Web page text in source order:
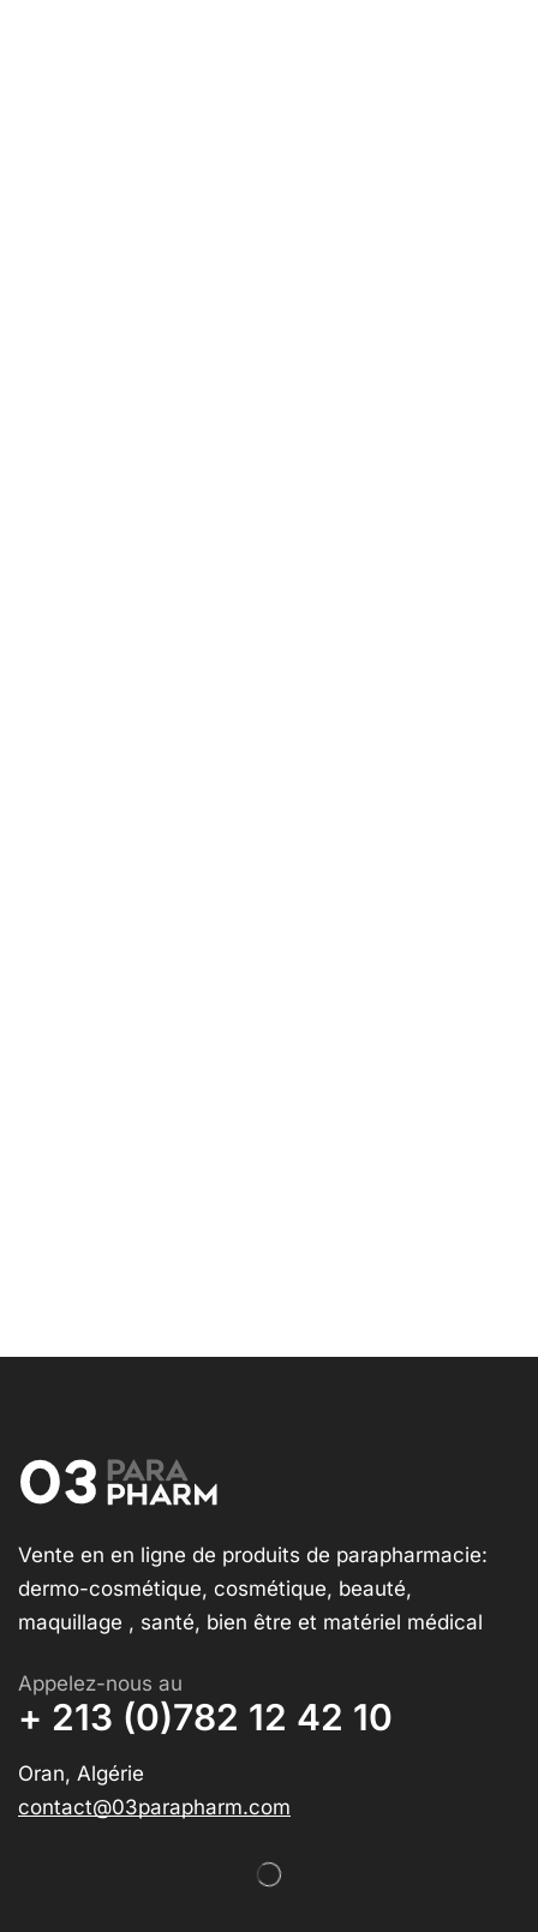
Vente en en ligne de produits de parapharmacie:
dermo-cosmétique, cosmétique, beauté,
maquillage , santé, bien être et matériel médical
Appelez-nous au
+ 213 (0)782 12 42 10
Oran, Algérie
contact@03parapharm.com